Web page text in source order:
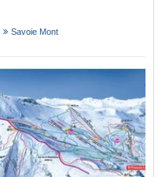
Savoie Mont